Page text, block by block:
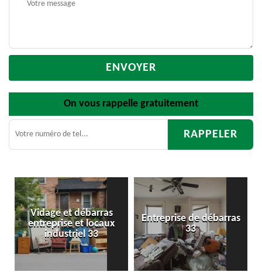
On vous rappelle gratuitement
Entreprise de débarras
33
Débarras
d'appartement 33